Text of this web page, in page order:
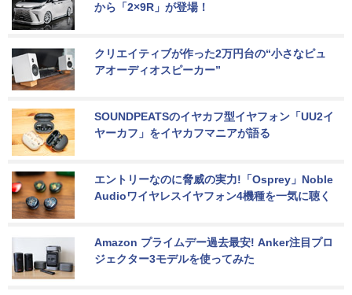
から「2×9R」が登場！
クリエイティブが作った2万円台の“小さなピュ
アオーディオスピーカー”
SOUNDPEATSのイヤカフ型イヤフォン「UU2イ
ヤーカフ」をイヤカフマニアが語る
エントリーなのに脅威の実力!「Osprey」Noble
Audioワイヤレスイヤフォン4機種を一気に聴く
Amazon プライムデー過去最安! Anker注目プロ
ジェクター3モデルを使ってみた